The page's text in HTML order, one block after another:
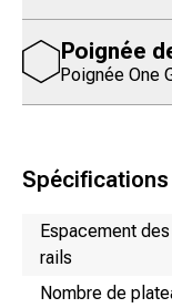
Poignée
Poignée One
NomValeur
Espacement des
rails
Nombre de